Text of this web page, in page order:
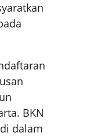
BKN
dalam